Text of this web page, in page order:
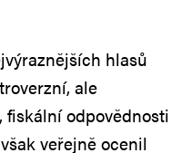
hlasů
ale
odpovědnosti
veřejně ocenil